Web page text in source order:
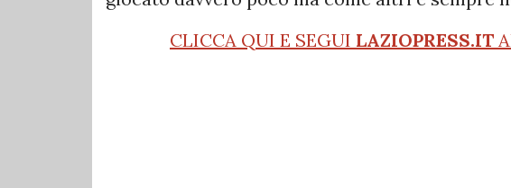
CLICCA QUI E SEGUI LAZIOPRESS.IT